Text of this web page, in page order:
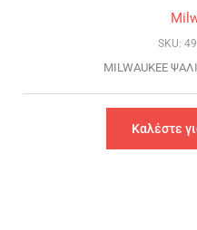
SKU:
MILWAUKEE
Καλέστε